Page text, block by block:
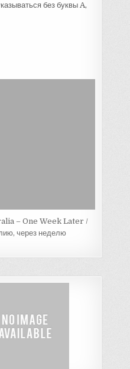
без буквы A,
– One Week Later /
через неделю